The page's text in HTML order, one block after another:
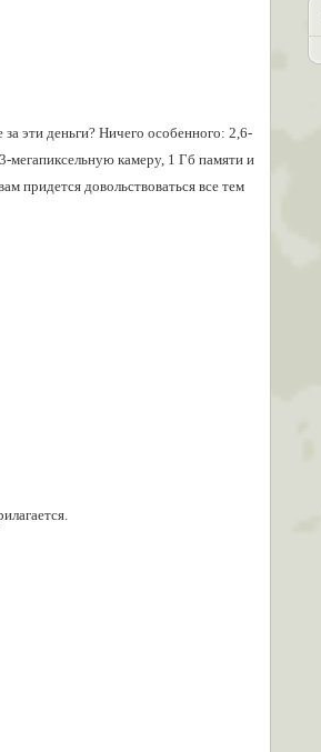
эти деньги? Ничего особенного: 2,6-
камеру, 1 Гб памяти и
придется довольствоваться все тем